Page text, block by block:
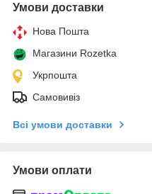
Умови доставки
Нова Пошта
Магазини Rozetka
Укрпошта
Самовивіз
Всі умови доставки
Умови оплати